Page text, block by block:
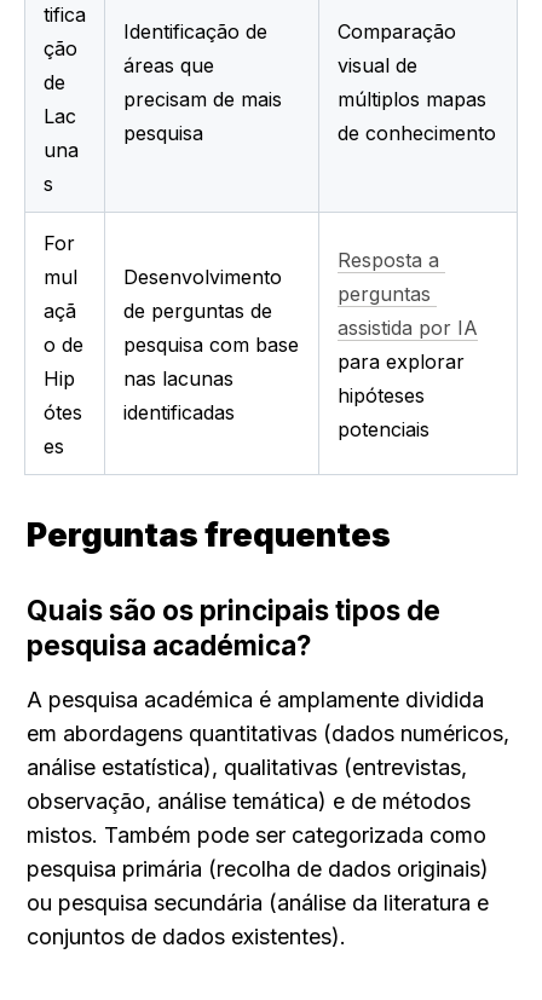
tifica
ção
de
Lac
una
s
Identificação de
áreas que
precisam de mais
pesquisa
Comparação
visual de
múltiplos mapas
de conhecimento
For
mul
açã
o de
Hip
ótes
es
Desenvolvimento
de perguntas de
pesquisa com base
nas lacunas
identificadas
Resposta a
perguntas
assistida por IA
para explorar
hipóteses
potenciais
Perguntas frequentes
Quais são os principais tipos de
pesquisa académica?
A pesquisa académica é amplamente dividida
em abordagens quantitativas (dados numéricos,
análise estatística), qualitativas (entrevistas,
observação, análise temática) e de métodos
mistos. Também pode ser categorizada como
pesquisa primária (recolha de dados originais)
ou pesquisa secundária (análise da literatura e
conjuntos de dados existentes).